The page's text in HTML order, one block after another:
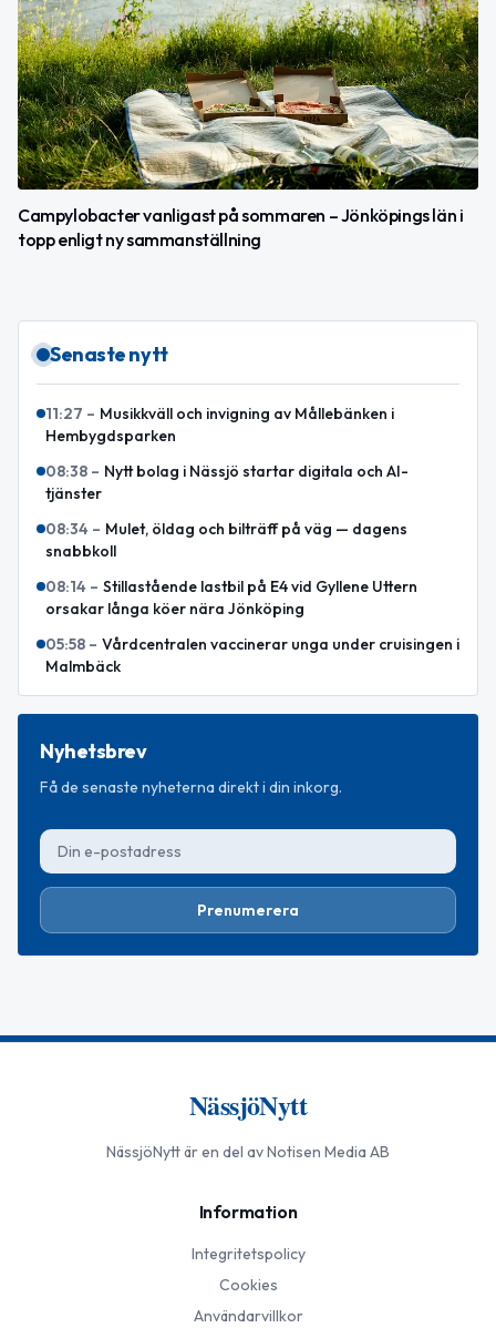
Campylobacter vanligast på sommaren – Jönköpings län i
topp enligt ny sammanställning
Senaste nytt
11:27 – Musikkväll och invigning av Mållebänken i
Hembygdsparken
08:38 – Nytt bolag i Nässjö startar digitala och AI-
tjänster
08:34 – Mulet, öldag och bilträff på väg — dagens
snabbkoll
08:14 – Stillastående lastbil på E4 vid Gyllene Uttern
orsakar långa köer nära Jönköping
05:58 – Vårdcentralen vaccinerar unga under cruisingen i
Malmbäck
Nyhetsbrev
Få de senaste nyheterna direkt i din inkorg.
Prenumerera
NässjöNytt
NässjöNyttär en del av Notisen Media AB
Information
Integritetspolicy
Cookies
Användarvillkor